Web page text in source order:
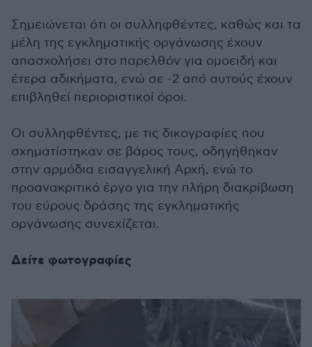
Σημειώνεται ότι οι συλληφθέντες, καθώς και τα
μέλη της εγκληματικής οργάνωσης έχουν
απασχολήσει στο παρελθόν για ομοειδή και
έτερα αδικήματα, ενώ σε -2 από αυτούς έχουν
επιβληθεί περιοριστικοί όροι.
Οι συλληφθέντες, με τις δικογραφίες που
σχηματίστηκαν σε βάρος τους, οδηγήθηκαν
στην αρμόδια εισαγγελική Αρχή, ενώ το
προανακριτικό έργο για την πλήρη διακρίβωση
του εύρους δράσης της εγκληματικής
οργάνωσης συνεχίζεται.
Δείτε φωτογραφίες